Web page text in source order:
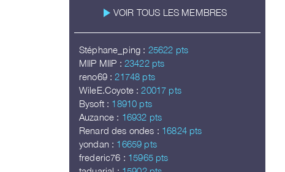
play_arrow VOIR TOUS LES MEMBRES
Stéphane_ping : 25622 pts
MIIP MIIP : 23422 pts
reno69 : 21748 pts
WileE.Coyote : 20017 pts
Bysoft : 18910 pts
Auzance : 16932 pts
Renard des ondes : 16824 pts
yondan : 16659 pts
frederic76 : 15965 pts